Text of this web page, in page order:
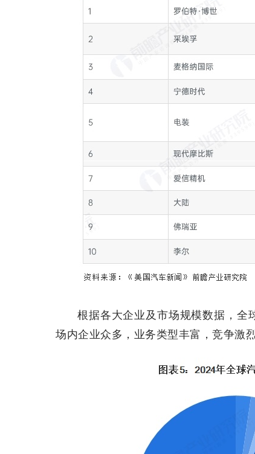
根据各大企业及市场规模数据，全
场内企业众多，业务类型丰富，竞争激